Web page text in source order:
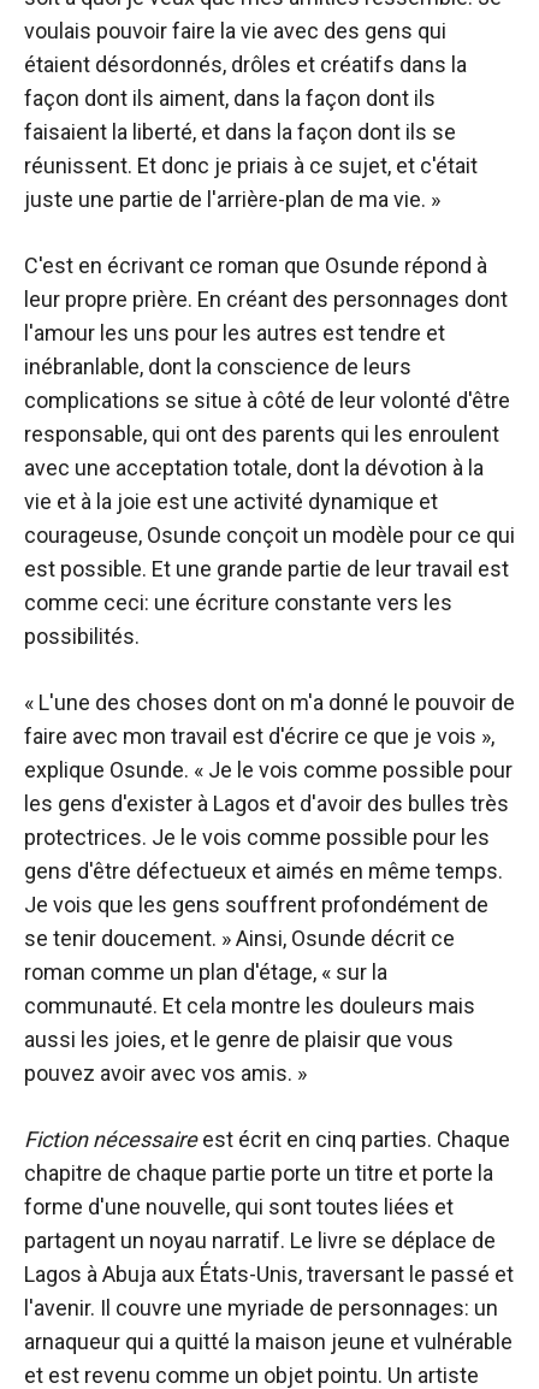
voulais pouvoir faire la vie avec des gens qui
étaient désordonnés, drôles et créatifs dans la
façon dont ils aiment, dans la façon dont ils
faisaient la liberté, et dans la façon dont ils se
réunissent. Et donc je priais à ce sujet, et c'était
juste une partie de l'arrière-plan de ma vie. »
C'est en écrivant ce roman que Osunde répond à
leur propre prière. En créant des personnages dont
l'amour les uns pour les autres est tendre et
inébranlable, dont la conscience de leurs
complications se situe à côté de leur volonté d'être
responsable, qui ont des parents qui les enroulent
avec une acceptation totale, dont la dévotion à la
vie et à la joie est une activité dynamique et
courageuse, Osunde conçoit un modèle pour ce qui
est possible. Et une grande partie de leur travail est
comme ceci: une écriture constante vers les
possibilités.
« L'une des choses dont on m'a donné le pouvoir de
faire avec mon travail est d'écrire ce que je vois »,
explique Osunde. « Je le vois comme possible pour
les gens d'exister à Lagos et d'avoir des bulles très
protectrices. Je le vois comme possible pour les
gens d'être défectueux et aimés en même temps.
Je vois que les gens souffrent profondément de
se tenir doucement. » Ainsi, Osunde décrit ce
roman comme un plan d'étage, « sur la
communauté. Et cela montre les douleurs mais
aussi les joies, et le genre de plaisir que vous
pouvez avoir avec vos amis. »
Fiction nécessaireest écrit en cinq parties. Chaque
chapitre de chaque partie porte un titre et porte la
forme d'une nouvelle, qui sont toutes liées et
partagent un noyau narratif. Le livre se déplace de
Lagos à Abuja aux États-Unis, traversant le passé et
l'avenir. Il couvre une myriade de personnages: un
arnaqueur qui a quitté la maison jeune et vulnérable
et est revenu comme un objet pointu. Un artiste